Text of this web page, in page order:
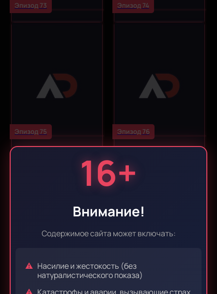
16+
Внимание!
Содержимое сайта может включать:
Насилие и жестокость (без
натуралистического показа)
Эпизод 73 Эпизод 74
Эпизод 75 Эпизод 76